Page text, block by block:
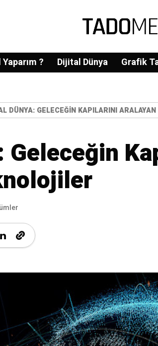
Yaparım ? Dijital Dünya Grafik
DÜNYA: GELECEĞIN KAPILARINI